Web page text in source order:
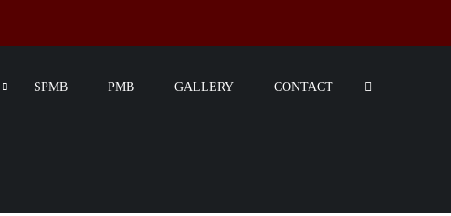
SPMB PMB GALLERY CONTACT